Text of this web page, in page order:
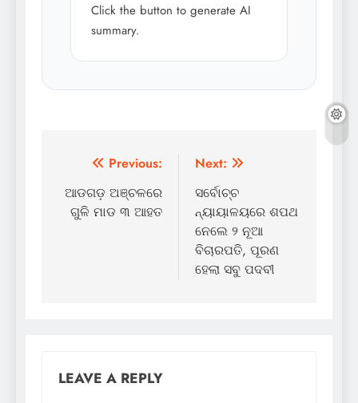
Click the button to generate AI
summary.
Post
navigation
Previous:
ଆଡଗଡ଼ ଅଞ୍ଚଳରେ
ଗୁଳି ମାଡ ୩ ଆହତ
Next:
ସର୍ବୋଚ୍ଚ
ନ୍ୟାୟାଳୟରେ ଶପଥ
ନେଲେ ୨ ନୂଆ
ବିଚାରପତି, ପୂରଣ
ହେଲା ସବୁ ପଦବୀ
LEAVE A REPLY